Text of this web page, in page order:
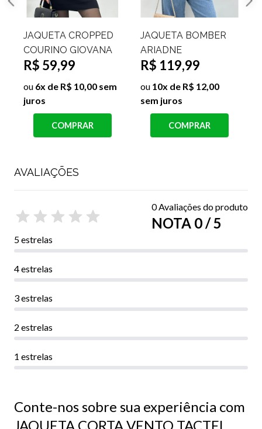
JAQUETA CROPPED
COURINO GIOVANA
R$ 59,99
ou 6x de R$ 10,00 sem
juros
COMPRAR
JAQUETA BOMBER
ARIADNE
R$ 119,99
ou 10x de R$ 12,00
sem juros
COMPRAR
AVALIAÇÕES
0 Avaliações do produto
NOTA 0 / 5
5 estrelas
4 estrelas
3 estrelas
2 estrelas
1 estrelas
Conte-nos sobre sua experiência com
JAQUETA CORTA VENTO TACTEL